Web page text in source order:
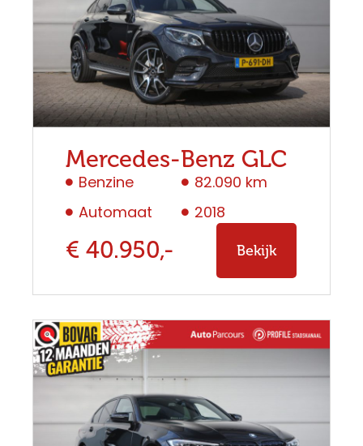
Mercedes-Benz GLC
Benzine
Automaat
82.090 km
2018
€ 40.950,- Bekijk